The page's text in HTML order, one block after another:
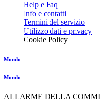
Help e Faq
Info e contatti
Termini del servizio
Utilizzo dati e privacy
Cookie Policy
Mondo
Mondo
ALLARME DELLA